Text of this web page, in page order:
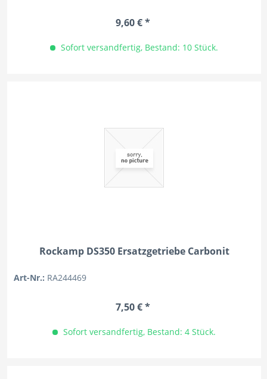
9,60 € *
Sofort versandfertig, Bestand: 10 Stück.
Rockamp DS350 Ersatzgetriebe Carbonit
Art-Nr.: RA244469
7,50 € *
Sofort versandfertig, Bestand: 4 Stück.